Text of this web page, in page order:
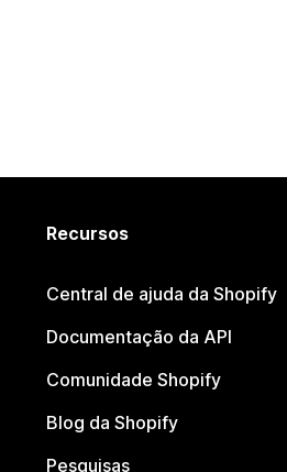
Recursos
Central de ajuda da Shopify
Documentação da API
Comunidade Shopify
Blog da Shopify
Pesquisas